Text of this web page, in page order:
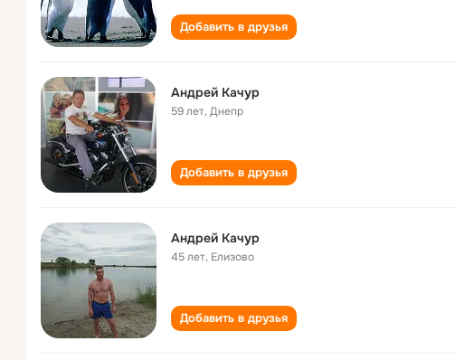
Добавить в друзья
Андрей Качур
59 лет,Днепр
Добавить в друзья
Андрей Качур
45 лет, Елизово
Добавить в друзья